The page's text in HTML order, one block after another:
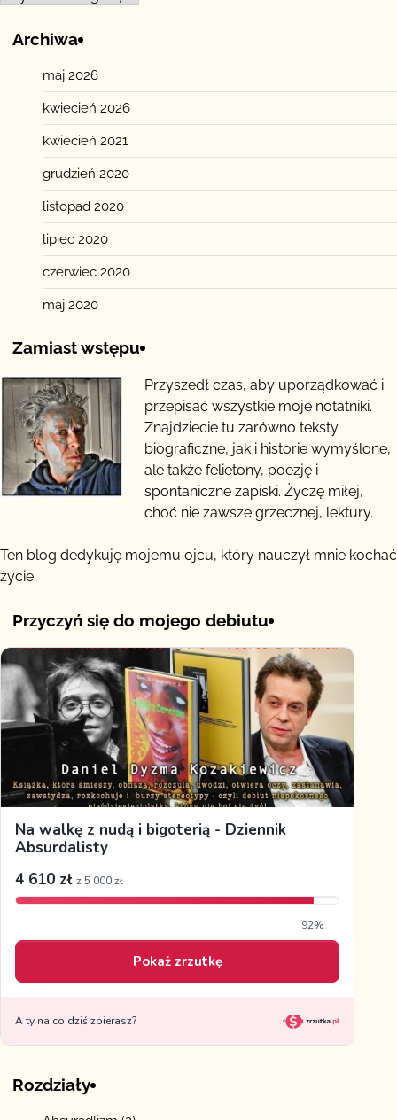
Archiwa
maj 2026
kwiecień 2026
kwiecień 2021
grudzień 2020
listopad 2020
lipiec 2020
czerwiec 2020
maj 2020
Zamiast wstępu
Przyszedł czas, aby uporządkować i
przepisać wszystkie moje notatniki.
Znajdziecie tu zarówno teksty
biograficzne, jak i historie wymyślone,
ale także felietony, poezję i
spontaniczne zapiski. Życzę miłej,
choć nie zawsze grzecznej, lektury.
Ten blog dedykuję mojemu ojcu, który nauczył mnie kochać
życie.
Przyczyń się do mojego debiutu
Rozdziały